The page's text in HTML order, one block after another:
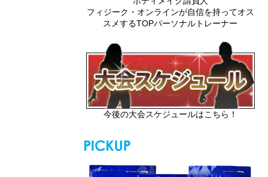
フィジーク・オンラインが自信を持ってオス
スメするTOPパーソナルトレーナー
今後の大会スケジュールはこちら！